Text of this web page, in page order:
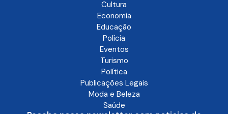
Cultura
Economia
Educação
Polícia
Eventos
Turismo
Política
Publicações Legais
Moda e Beleza
Saúde